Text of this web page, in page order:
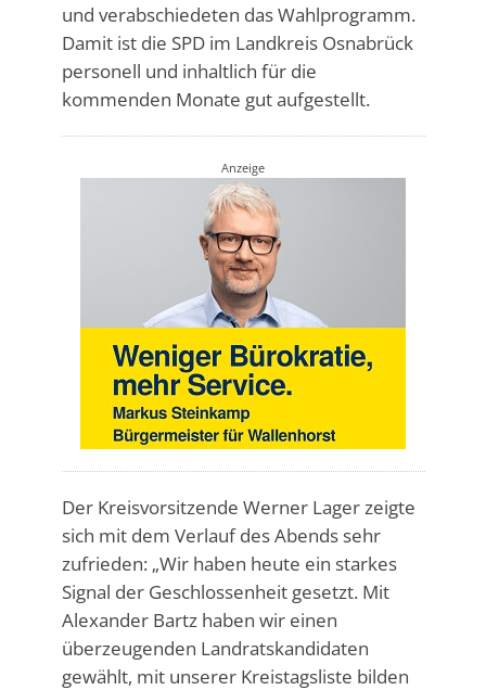
und verabschiedeten das Wahlprogramm.
Damit ist die SPD im Landkreis Osnabrück
personell und inhaltlich für die
kommenden Monate gut aufgestellt.
Anzeige
Der Kreisvorsitzende Werner Lager zeigte
sich mit dem Verlauf des Abends sehr
zufrieden: „Wir haben heute ein starkes
Signal der Geschlossenheit gesetzt. Mit
Alexander Bartz haben wir einen
überzeugenden Landratskandidaten
gewählt, mit unserer Kreistagsliste bilden